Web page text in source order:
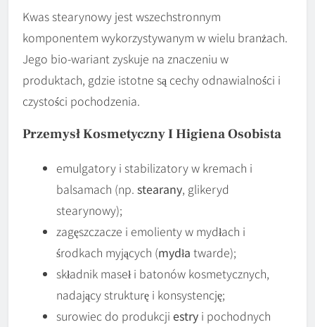
Kwas stearynowy jest wszechstronnym
komponentem wykorzystywanym w wielu branżach.
Jego bio-wariant zyskuje na znaczeniu w
produktach, gdzie istotne są cechy odnawialności i
czystości pochodzenia.
Przemysł Kosmetyczny I Higiena Osobista
emulgatory i stabilizatory w kremach i
balsamach (np. stearany, glikeryd
stearynowy);
zagęszczacze i emolienty w mydłach i
środkach myjących (mydła twarde);
składnik maseł i batonów kosmetycznych,
nadający strukturę i konsystencję;
surowiec do produkcji estry i pochodnych